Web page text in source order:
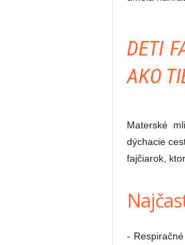
DETI
AKO
Materské
dýchacie
fajčiarok,
-